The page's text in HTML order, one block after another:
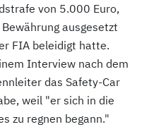
von 5.000 Euro,
ausgesetzt
FIA beleidigt hatte.
Interview nach dem
das Safety-Car
weil "er sich in die
zu regnen begann."